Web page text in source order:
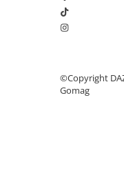
©Copyright
Gomag